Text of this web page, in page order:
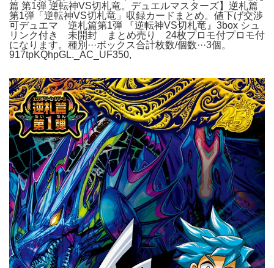
篇 第1弾 逆転神VS切札竜。デュエルマスターズ】逆札篇
第1弾「逆転神VS切札竜」収録カードまとめ。値下げ交渉
可デュエマ 逆札篇第1弾 『逆転神VS切札竜』3box シュ
リンク付き 未開封 まとめ売り 24枚プロモ付プロモ付
になります。種別···ボックス合計枚数/個数···3個。
917tpKQhpGL._AC_UF350,